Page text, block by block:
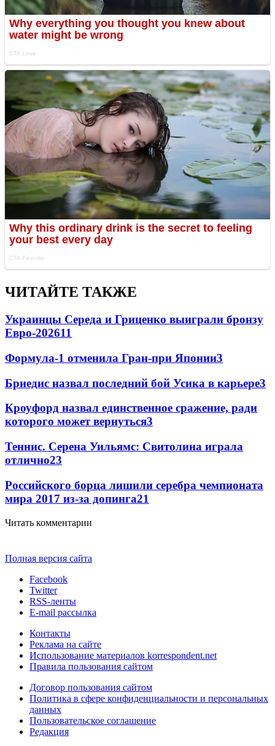
ЧИТАЙТЕ ТАКЖЕ
Украинцы Середа и Гриценко выиграли бронзу
Евро-202611
Формула-1 отменила Гран-при Японии3
Бриедис назвал последний бой Усика в карьере3
Кроуфорд назвал единственное сражение, ради
которого может вернуться3
Теннис. Серена Уильямс: Свитолина играла
отлично23
Российского борца лишили серебра чемпионата
мира 2017 из-за допинга21
Читать комментарии
Полная версия сайта
Facebook
Twitter
RSS-ленты
E-mail рассылка
Контакты
Реклама на сайте
Использование материалов korrespondent.net
Правила пользования сайтом
Договор пользования сайтом
Политика в сфере конфиденциальности и персональных
данных
Пользовательское соглашение
Редакция